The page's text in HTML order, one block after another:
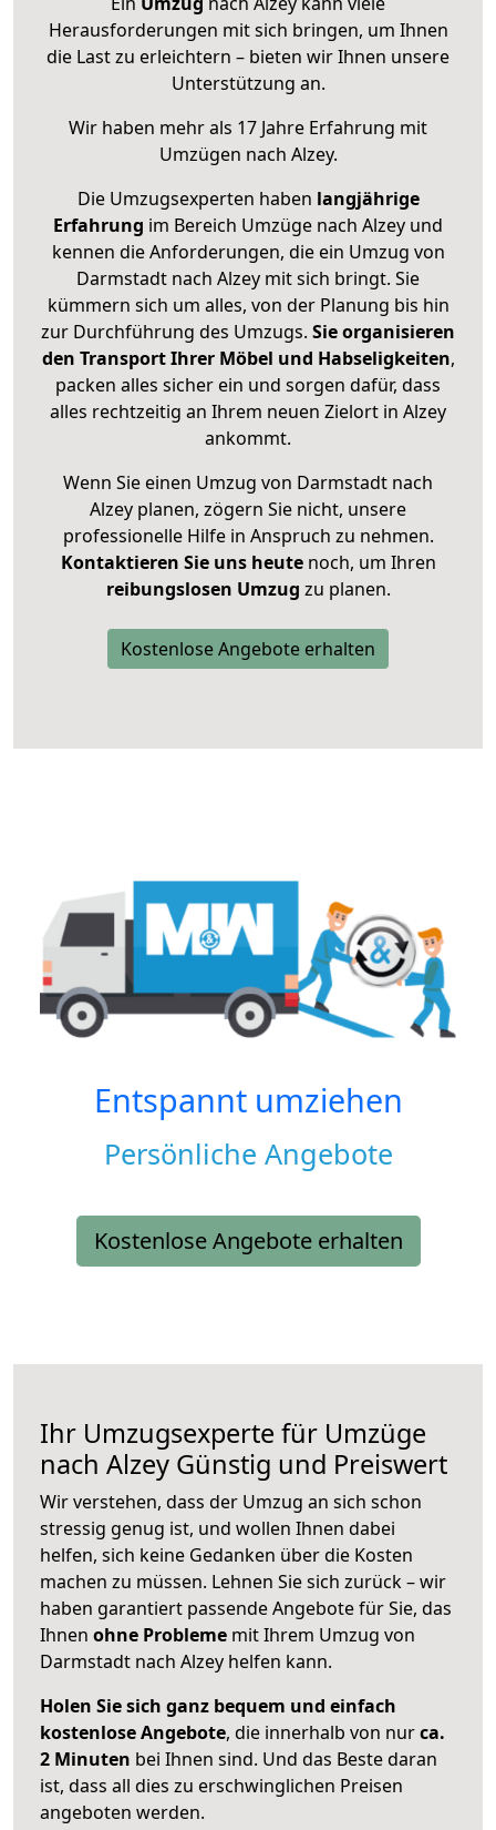
Herausforderungen mit sich bringen, um Ihnen
die Last zu erleichtern – bieten wir Ihnen unsere
Unterstützung an.
Wir haben mehr als 17 Jahre Erfahrung mit
Umzügen nach Alzey.
Die Umzugsexperten haben langjährige
Erfahrung im Bereich Umzüge nach Alzey und
kennen die Anforderungen, die ein Umzug von
Darmstadt nach Alzey mit sich bringt. Sie
kümmern sich um alles, von der Planung bis hin
zur Durchführung des Umzugs. Sie organisieren
den Transport Ihrer Möbel und Habseligkeiten,
packen alles sicher ein und sorgen dafür, dass
alles rechtzeitig an Ihrem neuen Zielort in Alzey
ankommt.
Wenn Sie einen Umzug von Darmstadt nach
Alzey planen, zögern Sie nicht, unsere
professionelle Hilfe in Anspruch zu nehmen.
Kontaktieren Sie uns heutenoch, um Ihren
reibungslosen Umzug zu planen.
Kostenlose Angebote erhalten
Entspannt umziehen
Persönliche Angebote
Kostenlose Angebote erhalten
Ihr Umzugsexperte für Umzüge
nach Alzey Günstig und Preiswert
Wir verstehen, dass der Umzug an sich schon
stressig genug ist, und wollen Ihnen dabei
helfen, sich keine Gedanken über die Kosten
machen zu müssen. Lehnen Sie sich zurück – wir
haben garantiert passende Angebote für Sie, das
Ihnen ohne Probleme mit Ihrem Umzug von
Darmstadt nach Alzey helfen kann.
Holen Sie sich ganz bequem und einfach
kostenlose Angebote, die innerhalb von nurca.
2 Minuten bei Ihnen sind. Und das Beste daran
ist, dass all dies zu erschwinglichen Preisen
angeboten werden.